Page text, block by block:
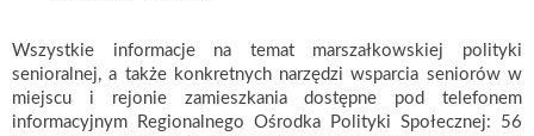
Wszystkie informacje na temat marszałkowskiej polityki
senioralnej, a także konkretnych narzędzi wsparcia seniorów w
miejscu i rejonie zamieszkania dostępne pod telefonem
informacyjnym Regionalnego Ośrodka Polityki Społecznej: 56